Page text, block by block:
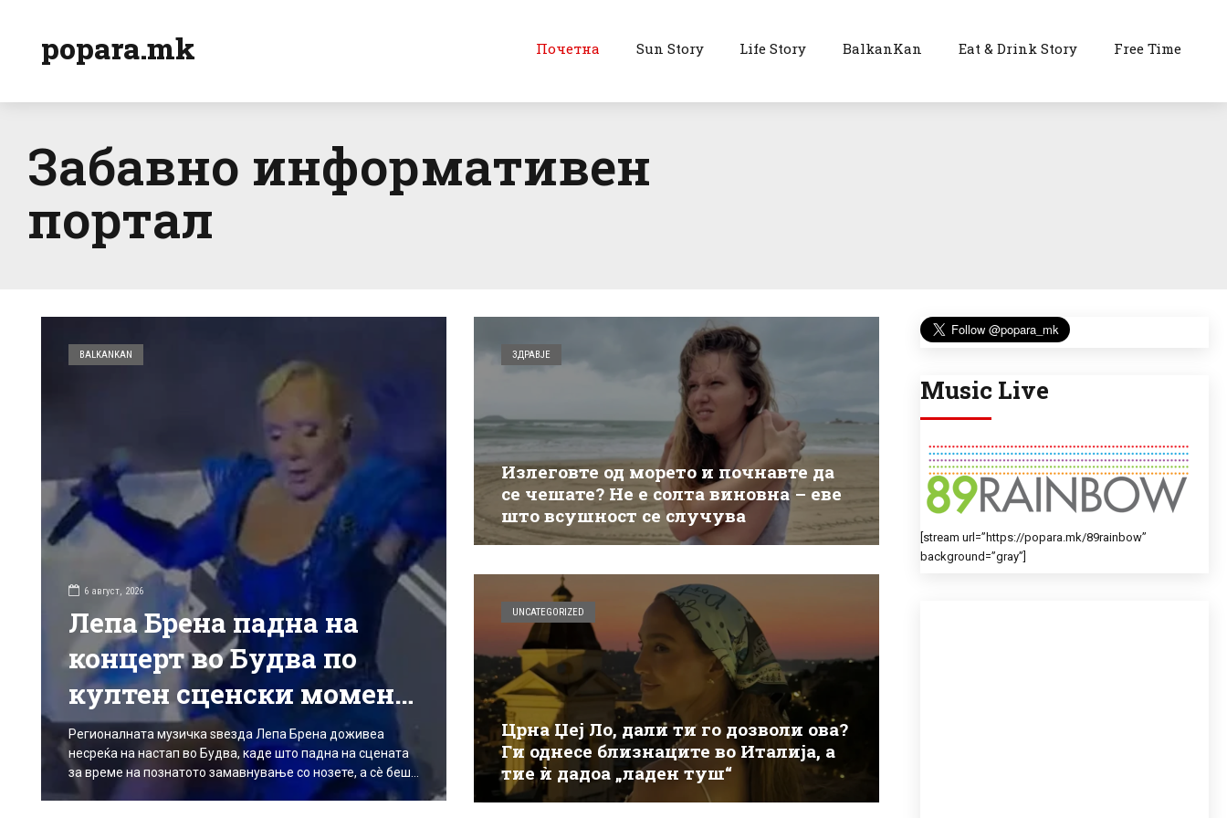
popara.mk Почетна Sun Story Life Story BalkanKan Eat & Drink Story Free Time
Забавно информативен
портал
BALKANKAN
6 август, 2026
Лепа Брена падна на
концерт во Будва по
култен сценски момент:
„Не си бил на нејзиниот
концерт ако не паднала“
Регионалната музичка ѕвезда Лепа Брена доживеа
несреќа на настап во Будва, каде што падна на сцената
за време на познатото замавнување со нозете, а сè беше
снимено од нејзиниот обожавател во првите редови.
ЗДРАВЈЕ
Излеговте од морето и почнавте да
се чешате? Не е солта виновна – еве
што всушност се случува
UNCATEGORIZED
Црна Џеј Ло, дали ти го дозволи ова?
Ги однесе близнаците во Италија, а
тие ѝ дадоа „ладен туш“
Music Live
[stream url=”https://popara.mk/89rainbow”
background=”gray”]